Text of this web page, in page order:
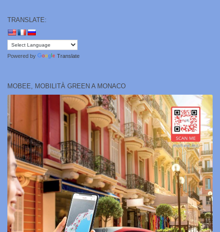
TRANSLATE:
Powered by Translate
MOBEE, MOBILITÀ GREEN A MONACO